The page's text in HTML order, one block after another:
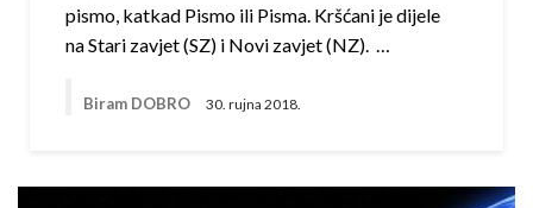
pismo, katkad Pismo ili Pisma. Kršćani je dijele
na Stari zavjet (SZ) i Novi zavjet (NZ). …
Biram DOBRO 30. rujna 2018.